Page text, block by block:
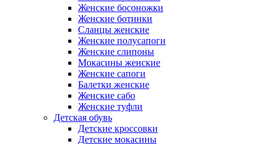
Женские босоножки
Женские ботинки
Сланцы женские
Женские полусапоги
Женские слипоны
Мокасины женские
Женские сапоги
Балетки женские
Женские сабо
Женские туфли
Детская обувь
Детские кроссовки
Детские мокасины